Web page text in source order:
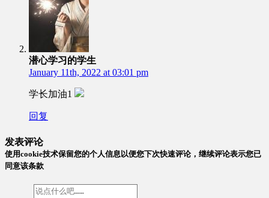
潜心学习的学生
January 11th, 2022 at 03:01 pm
学长加油1
回复
发表评论
使用cookie技术保留您的个人信息以便您下次快速评论，继续评论表示您已
同意该条款